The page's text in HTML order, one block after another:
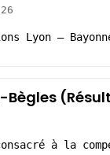
Lyon –
Bègles
à la